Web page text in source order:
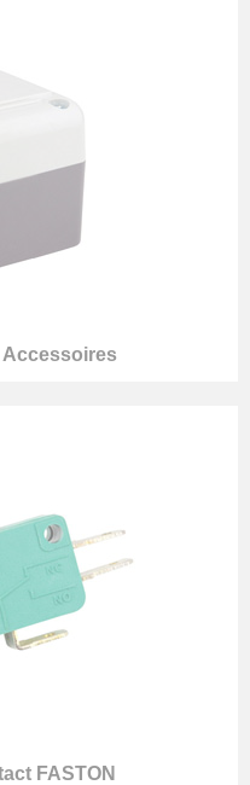
Accessoires
FASTON